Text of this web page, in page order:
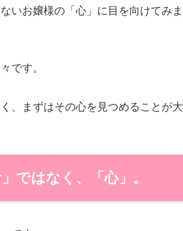
いお嬢様の「心」に目を向けてみま
です。
、まずはその心を見つめることが大
ではなく、「心」。